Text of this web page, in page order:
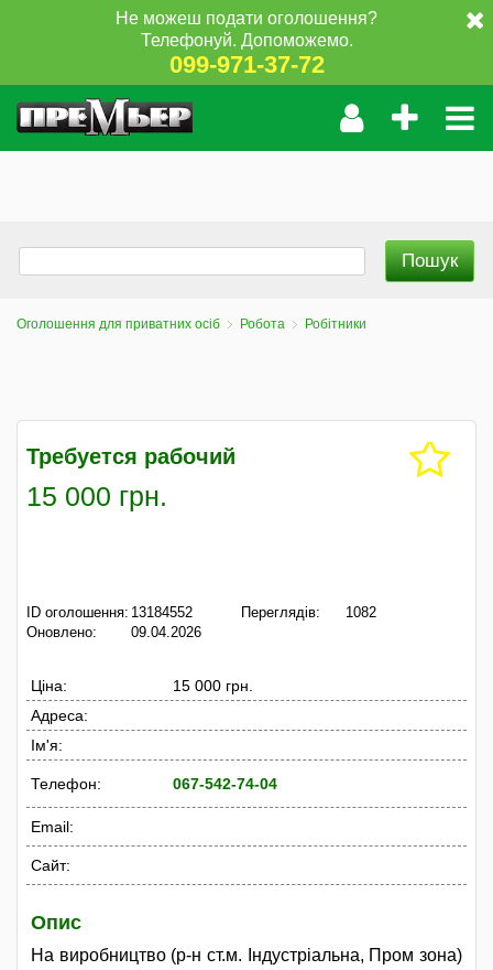
Не можеш подати оголошення?
Телефонуй. Допоможемо.
099-971-37-72
Оголошення для приватних осіб Робота Робітники
Требуется рабочий
15 000 грн.
ID оголошення: 13184552
Оновлено:
09.04.2026
Переглядів: 1082
Ціна:
15 000 грн.
Адреса:
Ім'я:
Телефон: 067-542-74-04
Email:
Сайт:
Опис
На виробництво (р-н ст.м. Індустріальна, Пром зона)